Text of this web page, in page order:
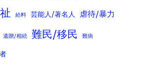
給料 芸能人/著名人 虐待/暴力
遺贈/相続 難民/移民 難病